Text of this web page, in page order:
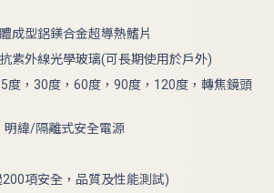
成型鋁鎂合金超導熱鰭片
紫外線光學玻璃(可長期使用於戶外)
，30度，60度，90度，120度，轉焦鏡頭
緯/隔離式安全電源
項安全，品質及性能測試)